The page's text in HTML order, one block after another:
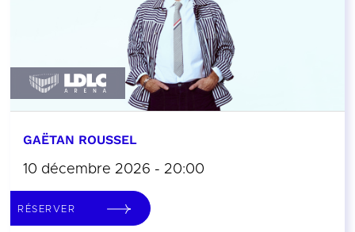
GAËTAN ROUSSEL
10 décembre 2026 - 20:00
RÉSERVER